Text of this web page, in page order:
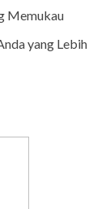
Memukau
yang Lebih